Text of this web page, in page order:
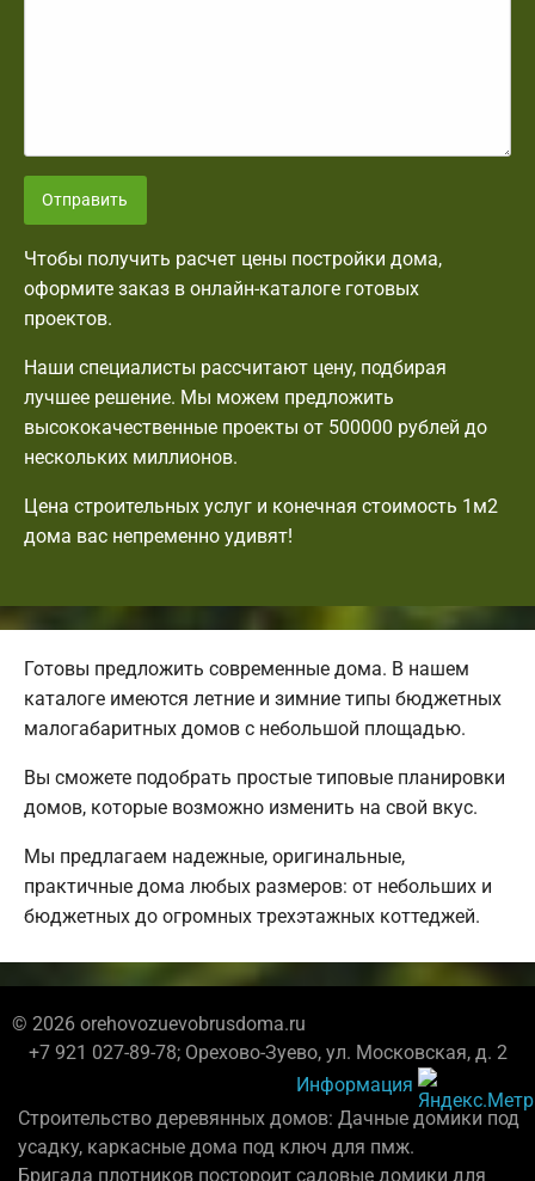
Отправить
Чтобы получить расчет цены постройки дома,
оформите заказ в онлайн-каталоге готовых
проектов.
Наши специалисты рассчитают цену, подбирая
лучшее решение. Мы можем предложить
высококачественные проекты от 500000 рублей до
нескольких миллионов.
Цена строительных услуг и конечная стоимость 1м2
дома вас непременно удивят!
Готовы предложить современные дома. В нашем
каталоге имеются летние и зимние типы бюджетных
малогабаритных домов с небольшой площадью.
Вы сможете подобрать простые типовые планировки
домов, которые возможно изменить на свой вкус.
Мы предлагаем надежные, оригинальные,
практичные дома любых размеров: от небольших и
бюджетных до огромных трехэтажных коттеджей.
© 2026 orehovozuevobrusdoma.ru
+7 921 027-89-78; Орехово-Зуево, ул. Московская, д. 2
Информация
Строительство деревянных домов: Дачные домики под
усадку, каркасные дома под ключ для пмж.
Бригада плотников постороит садовые домики для